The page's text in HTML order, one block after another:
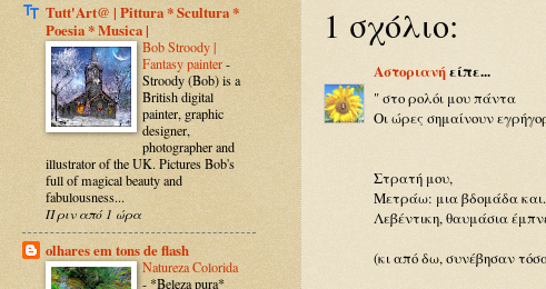
1 σχόλιο:
Αστοριανήείπε...
" στο ρολόι μου πάντα
Οι ώρες σημαίνουν
Στρατή μου,
Μετράω: μια βδομάδα
Λεβέντικη, θαυμάσια
(κι από δω, συνέβησαν
Tutt'Art@ | Pittura * Scultura *
Poesia * Musica |
Bob Stroody |
Fantasy painter-
Stroody (Bob) is a
British digital
painter, graphic
designer,
photographer and
illustrator of the UK. Pictures Bob's
full of magical beauty and
fabulousness...
Πριν από 1 ώρα
olhares em tons de flash
Natureza Colorida
-*Beleza pura*